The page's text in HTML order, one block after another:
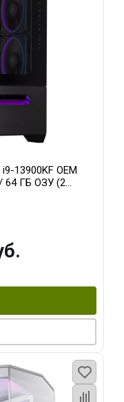
13900KF OEM
64 ГБ ОЗУ (2
16GB GDDR7